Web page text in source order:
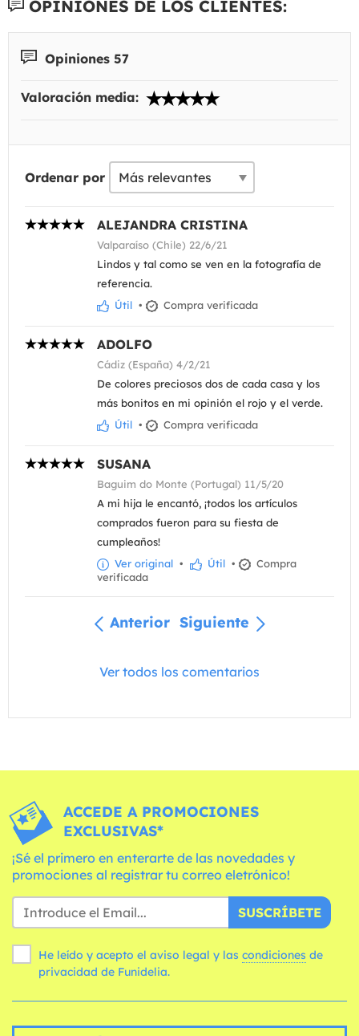
OPINIONES DE LOS CLIENTES:
Opiniones 57
Valoración media:
Ordenar por
ALEJANDRA CRISTINA
Valparaíso (Chile) 22/6/21
Lindos y tal como se ven en la fotografía de
referencia.
Útil • Compra verificada
ADOLFO
Cádiz (España) 4/2/21
De colores preciosos dos de cada casa y los
más bonitos en mi opinión el rojo y el verde.
Útil • Compra verificada
SUSANA
Baguim do Monte (Portugal) 11/5/20
A mi hija le encantó, ¡todos los artículos
comprados fueron para su fiesta de
cumpleaños!
Ver original • Útil •
Compra
verificada
Anterior Siguiente
Ver todos los comentarios
ACCEDE A PROMOCIONES
EXCLUSIVAS*
¡Sé el primero en enterarte de las novedades y
promociones al registrar tu correo eletrónico!
SUSCRÍBETE
He leído y acepto el aviso legal y las condiciones
privacidad de Funidelia.